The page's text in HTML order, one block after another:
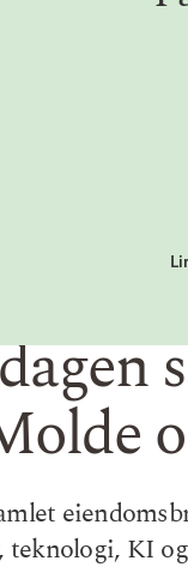
KI